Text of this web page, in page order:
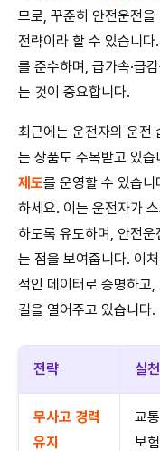
므로, 꾸준히 안전운전
전략이라 할 수 있습니
를 준수하며, 급가속·급
는 것이 중요합니다.
최근에는 운전자의 운전
는 상품도 주목받고 있
제도를 운영할 수 있습니
하세요. 이는 운전자가
하도록 유도하며, 안전
는 점을 보여줍니다. 이
적인 데이터로 증명하고
길을 열어주고 있습니다.
전략 실
무사고 경력
유지
교
보